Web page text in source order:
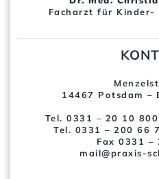
Facharzt für Kinder-
14467 Potsdam –
Tel. 0331 – 20 10
Tel. 0331 – 200 66
Fax 0331 –
mail@praxis-